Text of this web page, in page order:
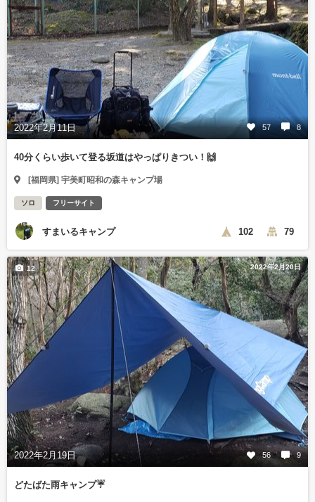
2022年2月11日 57 8
40分くらい歩いて登る坂道はやっぱりきつい！🙌
[福岡県] 宇美町昭和の森キャンプ場
ソロ フリーサイト
すまいるキャンプ 102 79
2022年2月20日
2022年2月19日 56 9
12
どたばた雨キャンプ☔